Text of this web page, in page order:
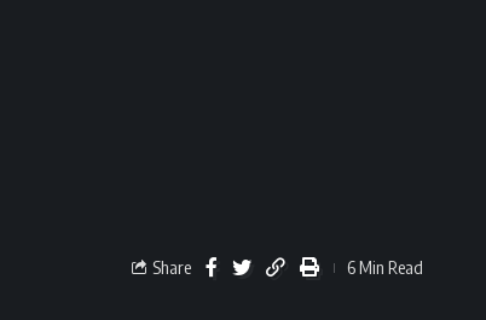
Share 6 Min Read